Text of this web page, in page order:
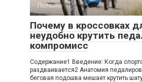
Полезно
Почему в кроссовках
неудобно крутить
компромисс
Содержание1 Введение: Когда
раздваивается2 Анатомия
беговая подошва мешает крутить